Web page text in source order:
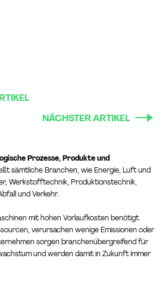
NÄCHSTER ARTIKEL
Prozesse, Produkte und
sämtliche Branchen, wie Energie, Luft und
Werkstofftechnik, Produktionstechnik,
und Verkehr.
mit hohen Vorlaufkosten benötigt.
verursachen wenige Emissionen oder
sorgen branchenübergreifend für
und werden damit in Zukunft immer